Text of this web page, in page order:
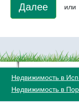
Далее или
Недвижимость в
Недвижимость в